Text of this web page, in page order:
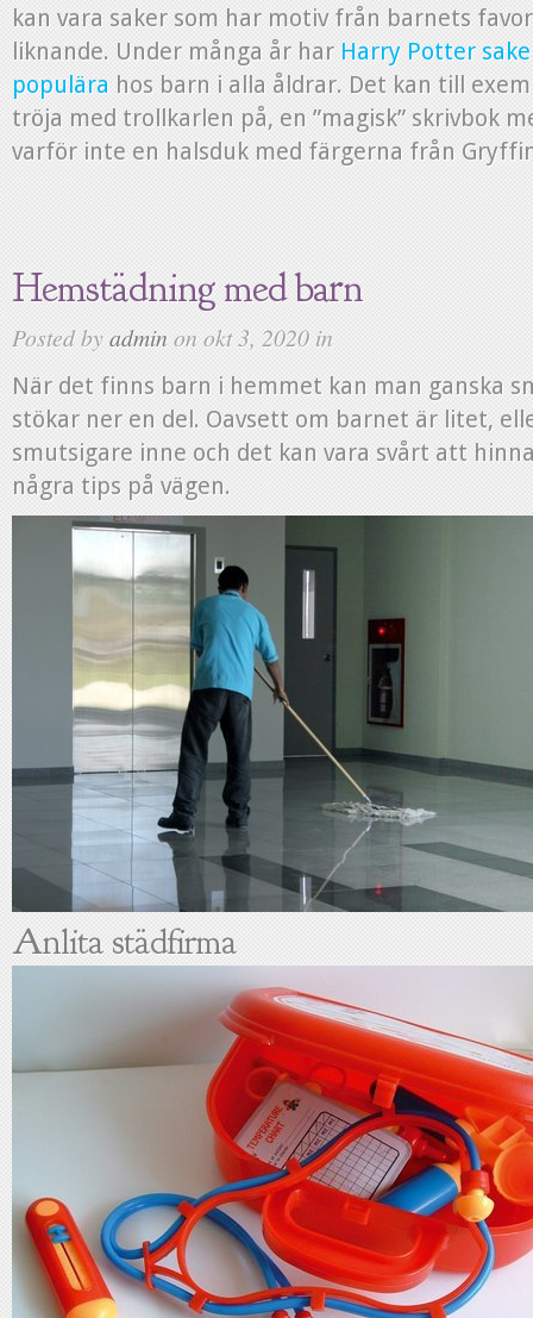
kan vara saker som har motiv från barnets
liknande. Under många år har Harry Potter
populära hos barn i alla åldrar. Det kan till
tröja med trollkarlen på, en ”magisk” skrivbok
varför inte en halsduk med färgerna från
Hemstädning med barn
Posted byadminon okt 3, 2020 in
När det finns barn i hemmet kan man ganska
stökar ner en del. Oavsett om barnet är litet,
smutsigare inne och det kan vara svårt att
några tips på vägen.
Anlita städfirma